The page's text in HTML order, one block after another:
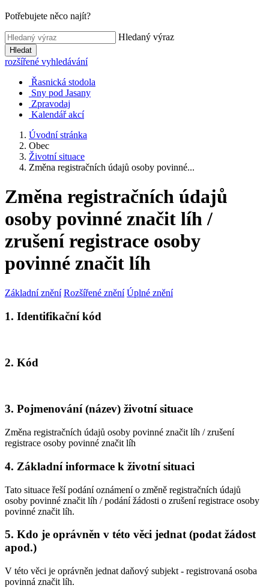
Potřebujete něco najít?
Hledaný výraz
Hledat
rozšířené vyhledávání
Řasnická stodola
Sny pod Jasany
Zpravodaj
Kalendář akcí
Úvodní stránka
Obec
Životní situace
Změna registračních údajů osoby povinné...
Změna registračních údajů
osoby povinné značit líh /
zrušení registrace osoby
povinné značit líh
Základní znění Rozšířené znění Úplné znění
1. Identifikační kód
2. Kód
3. Pojmenování (název) životní situace
Změna registračních údajů osoby povinné značit líh / zrušení
registrace osoby povinné značit líh
4. Základní informace k životní situaci
Tato situace řeší podání oznámení o změně registračních údajů
osoby povinné značit líh / podání žádosti o zrušení registrace osoby
povinné značit líh.
5. Kdo je oprávněn v této věci jednat (podat žádost
apod.)
V této věci je oprávněn jednat daňový subjekt - registrovaná osoba
povinná značit líh.